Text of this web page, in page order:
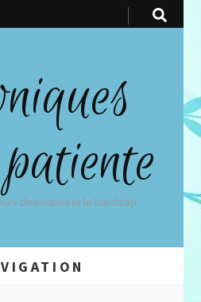
chroniques et le handicap